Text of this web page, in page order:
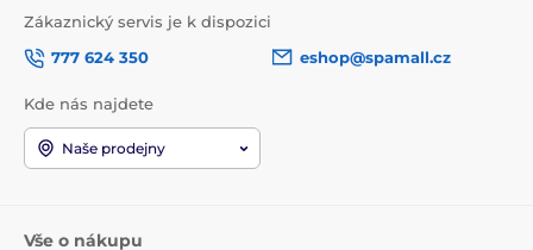
Zákaznický servis je k dispozici
777 624 350
eshop@spamall.cz
Kde nás najdete
Naše prodejny
Vše o nákupu